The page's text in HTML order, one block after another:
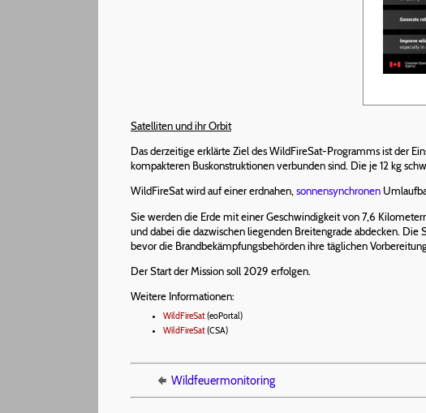
Satelliten und ihr Orbit
Das derzeitige erklärte Ziel des WildFireSat-Programms ist der
kompakteren Buskonstruktionen verbunden sind. Die je 12 kg
WildFireSat wird auf einer erdnahen,sonnensynchronen
Sie werden die Erde mit einer Geschwindigkeit von 7,6
und dabei die dazwischen liegenden Breitengrade abdecken.
bevor die Brandbekämpfungsbehörden ihre täglichen
Der Start der Mission soll 2029 erfolgen.
Weitere Informationen:
WildFireSat(eoPortal)
WildFireSat(CSA)
Wildfeuermonitoring